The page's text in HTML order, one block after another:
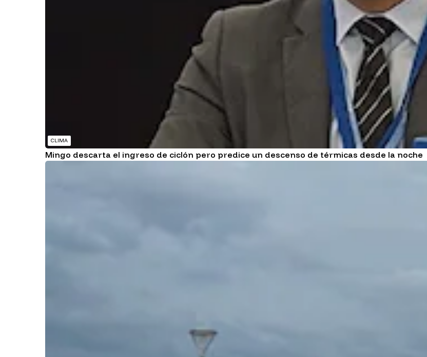
CLIMA
Mingo descarta el ingreso de ciclón pero predice un descenso de térmicas desde la noche